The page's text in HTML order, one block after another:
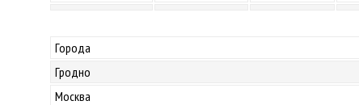
Города
Гродно
Москва